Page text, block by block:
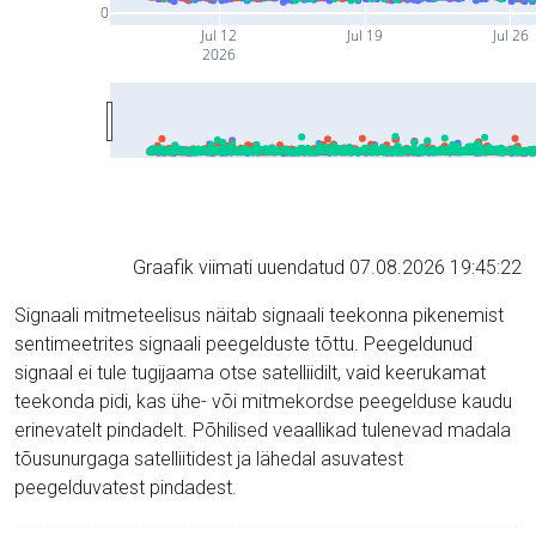
Jul 12
2026
Jul 19 Jul 26
0
Graafik viimati uuendatud 07.08.2026 19:45:22
Signaali mitmeteelisus näitab signaali teekonna pikenemist
sentimeetrites signaali peegelduste tõttu. Peegeldunud
signaal ei tule tugijaama otse satelliidilt, vaid keerukamat
teekonda pidi, kas ühe- või mitmekordse peegelduse kaudu
erinevatelt pindadelt. Põhilised veaallikad tulenevad madala
tõusunurgaga satelliitidest ja lähedal asuvatest
peegelduvatest pindadest.